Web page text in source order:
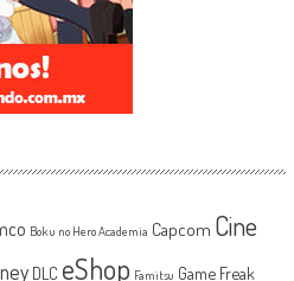
Boku no Hero Academia Capcom Cine
DLC eShop Famitsu Game Freak